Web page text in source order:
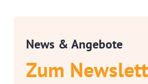
News & Angebote
Zum